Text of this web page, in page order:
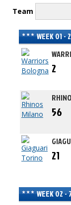
Team
WEEK 01
2
56
21
WEEK 02